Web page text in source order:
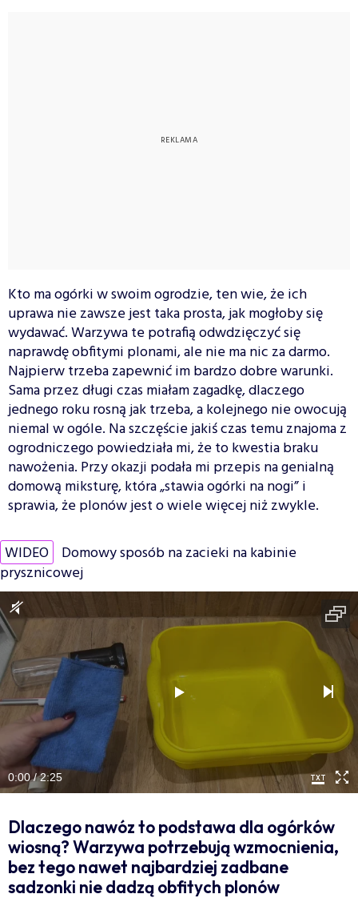
Kto ma ogórki w swoim ogrodzie, ten wie, że ich
uprawa nie zawsze jest taka prosta, jak mogłoby się
wydawać. Warzywa te potrafią odwdzięczyć się
naprawdę obfitymi plonami, ale nie ma nic za darmo.
Najpierw trzeba zapewnić im bardzo dobre warunki.
Sama przez długi czas miałam zagadkę, dlaczego
jednego roku rosną jak trzeba, a kolejnego nie owocują
niemal w ogóle. Na szczęście jakiś czas temu znajoma z
ogrodniczego powiedziała mi, że to kwestia braku
nawożenia. Przy okazji podała mi przepis na genialną
domową miksturę, która „stawia ogórki na nogi” i
sprawia, że plonów jest o wiele więcej niż zwykle.
WIDEO Domowy sposób na zacieki na kabinie
prysznicowej
0:00 / 2:25
Dlaczego nawóz to podstawa dla ogórków
wiosną? Warzywa potrzebują wzmocnienia,
bez tego nawet najbardziej zadbane
sadzonki nie dadzą obfitych plonów